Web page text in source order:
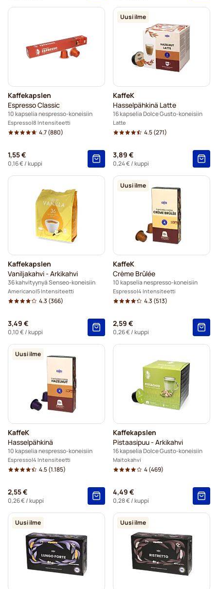
Kaffekapslen
Espresso Classic
10 kapselia nespresso-koneisiin
Espresso 8 Intensiteetti
4.7(880)
1,55 €
0,16 €/ kuppi
Uusi ilme
KaffeK
Hasselpähkinä Latte
16 kapselia Dolce Gusto-koneisiin
Latte
4.5(271)
3,89 €
0,24 €/ kuppi
Kaffekapslen
Vaniljakahvi - Arkikahvi
36 kahvityynyä Senseo-koneisiin
Americano 5 Intensiteetti
4.3 (366)
3,49 €
0,10 €/ kuppi
Uusi ilme
KaffeK
Crème Brûlée
10 kapselia nespresso-koneisiin
Espresso 4 Intensiteetti
4.3 (513)
2,59 €
0,26 €/ kuppi
Uusi ilme
KaffeK
Hasselpähkinä
10 kapselia nespresso-koneisiin
Espresso 4 Intensiteetti
4.5(1.185)
2,55 €
0,26 €/ kuppi
Kaffekapslen
Pistaasipuu - Arkikahvi
16 kapselia Dolce Gusto-koneisiin
Maitokahvi
4(469)
4,49 €
0,28 €/ kuppi
Uusi ilme Uusi ilme